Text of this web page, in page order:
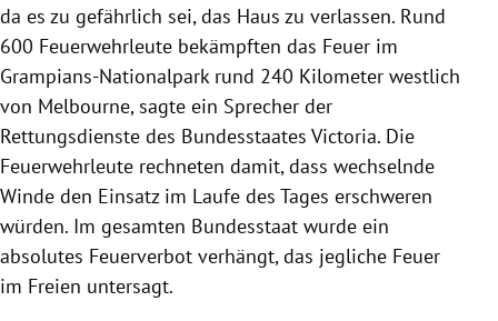
da es zu gefährlich sei, das Haus zu verlassen. Rund
600 Feuerwehrleute bekämpften das Feuer im
Grampians-Nationalpark rund 240 Kilometer westlich
von Melbourne, sagte ein Sprecher der
Rettungsdienste des Bundesstaates Victoria. Die
Feuerwehrleute rechneten damit, dass wechselnde
Winde den Einsatz im Laufe des Tages erschweren
würden. Im gesamten Bundesstaat wurde ein
absolutes Feuerverbot verhängt, das jegliche Feuer
im Freien untersagt.